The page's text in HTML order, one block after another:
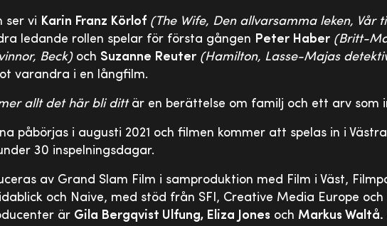
ser vi Karin Franz Körlof (The Wife, Den allvarsamma leken, Vår
ledande rollen spelar för första gången Peter Haber (Britt-
Beck)och Suzanne Reuter (Hamilton, Lasse-Majas
varandra i en långfilm.
allt det här bli dittär en berättelse om familj och ett arv som
påbörjas i augusti 2021 och filmen kommer att spelas in i
30 inspelningsdagar.
av Grand Slam Film i samproduktion med Film i Väst,
och Naive, med stöd från SFI, Creative Media Europe och
är Gila Bergqvist Ulfung, Eliza Jones ochMarkus Waltå.